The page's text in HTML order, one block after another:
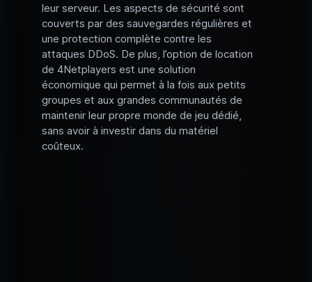
leur serveur. Les aspects de sécurité sont
couverts par des sauvegardes régulières et
une protection complète contre les
attaques DDoS. De plus, l’option de location
de 4Netplayers est une solution
économique qui permet à la fois aux petits
groupes et aux grandes communautés de
maintenir leur propre monde de jeu dédié,
sans avoir à investir dans du matériel
coûteux.